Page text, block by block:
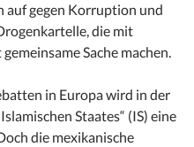
auf gegen Korruption und
die mit
Sache machen.
in Europa wird in der
Staates“ (IS) eine
die mexikanische